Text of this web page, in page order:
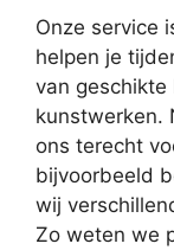
Onze service
helpen je
van
kunstwerken.
ons terecht
bijvoorbeeld
wij
Zo weten we